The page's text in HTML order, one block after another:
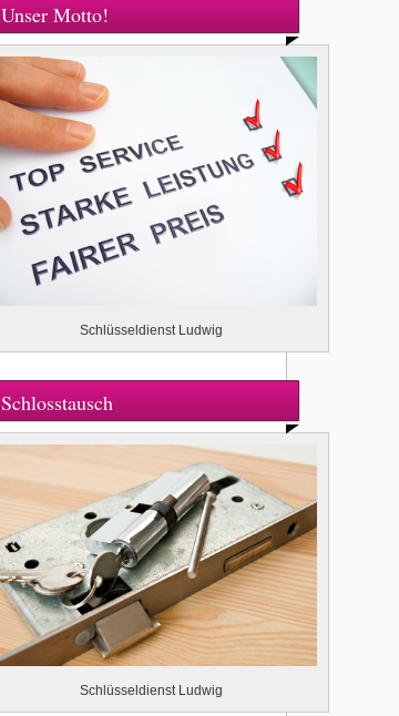
Unser Motto!
Schlüsseldienst Ludwig
Schlosstausch
Schlüsseldienst Ludwig